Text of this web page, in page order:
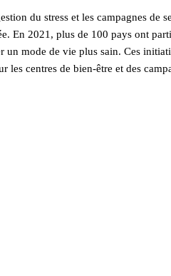
du stress et les campagnes de
En 2021, plus de 100 pays ont
mode de vie plus sain. Ces
centres de bien-être et des